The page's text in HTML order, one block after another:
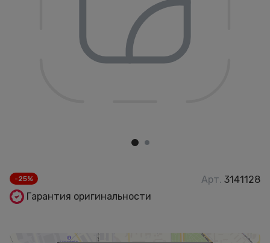
-25% Арт. 3141128
Гарантия оригинальности